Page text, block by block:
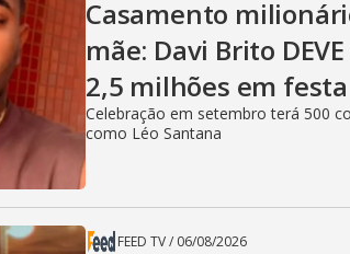
Casamento
mãe: Davi Brito DEVE
2,5 milhões em festa
Celebração em setembro terá 500
como Léo Santana
FEED TV/ 06/08/2026